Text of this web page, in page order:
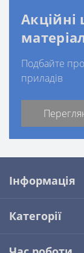
Акційні
Подбайте
приладів
Інформація
Категорії